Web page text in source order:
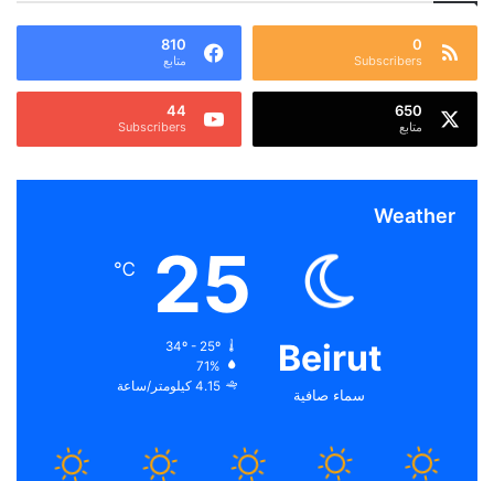
0
Subscribers
810
متابع
650
متابع
44
Subscribers
Weather
Beirut
سماء صافية
25
℃
34º - 25º
71%
4.15 كيلومتر/ساعة